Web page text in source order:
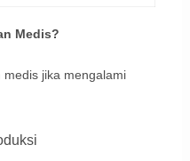
Medis?
jika mengalami